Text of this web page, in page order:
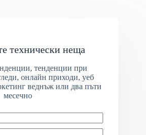
технически неща
тенденции при
онлайн приходи, уеб
веднъж или два пъти
месечно